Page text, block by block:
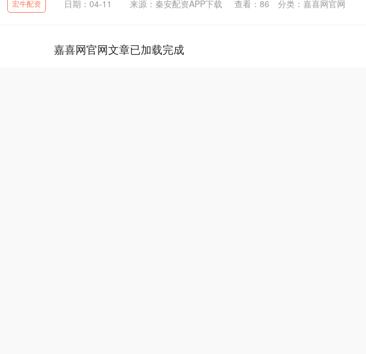
宏牛配资 日期：04-11 来源：秦安配资APP下载 查看： 86 分类： 嘉喜网官网
嘉喜网官网文章已加载完成